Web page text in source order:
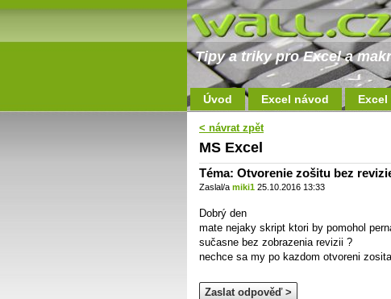
Tipy a triky pro Excel a
Úvod Excel návod
< návrat zpět
MS Excel
Téma: Otvorenie zošitu bez
Zaslal/a miki1 25.10.2016 13:33
Dobrý den
mate nejaky skript ktori by pomohol
sučasne bez zobrazenia revizii ?
nechce sa my po kazdom otvoreni
Zaslat odpověď >